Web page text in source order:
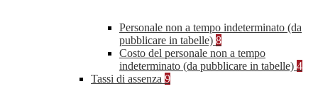
Personale non a tempo indeterminato (da
pubblicare in tabelle) 8
Costo del personale non a tempo
indeterminato (da pubblicare in tabelle) 4
Tassi di assenza 9